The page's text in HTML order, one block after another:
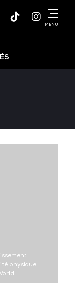
YoutubeTikTok
MENU
physique